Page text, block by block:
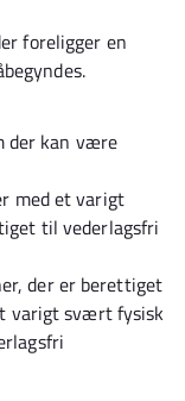
foreligger en
der kan være
med et varigt
til vederlagsfri
der er berettiget
varigt svært fysisk